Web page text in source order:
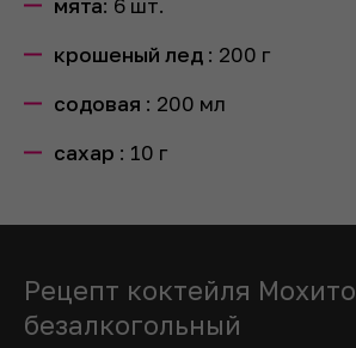
мята: 6 шт.
крошеный лед : 200 г
содовая : 200 мл
сахар : 10 г
Рецепт коктейля Мохито
безалкогольный